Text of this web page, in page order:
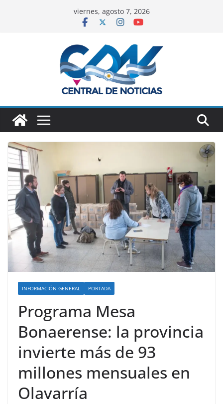
viernes, agosto 7, 2026
INFORMACIÓN GENERAL PORTADA
Programa Mesa
Bonaerense: la provincia
invierte más de 93
millones mensuales en
Olavarría